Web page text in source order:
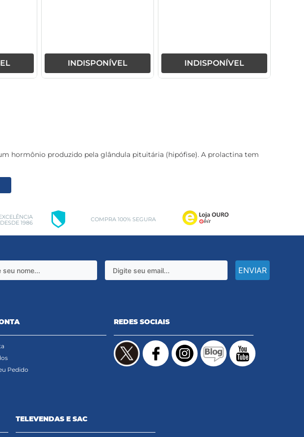
INDISPONÍVEL INDISPONÍVEL
hormônio produzido pela glândula pituitária (hipófise). A prolactina tem
1986
COMPRA 100% SEGURA
ENVIAR
Pedido
REDES SOCIAIS
TELEVENDAS E SAC